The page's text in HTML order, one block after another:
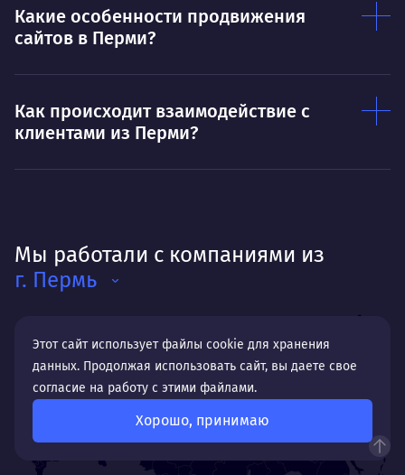
Какие особенности продвижения
сайтов в Перми?
Как происходит взаимодействие с
клиентами из Перми?
Мы работали с компаниями из
г. Пермь
Этот сайт использует файлы cookie для хранения
данных. Продолжая использовать сайт, вы даете свое
согласие на работу с этими файлами.
Хорошо, принимаю